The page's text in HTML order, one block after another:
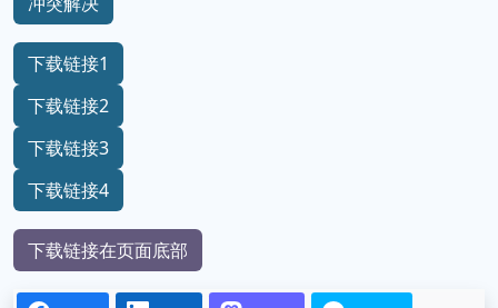
下载链接1
下载链接2
下载链接3
下载链接4
下载链接在页面底部